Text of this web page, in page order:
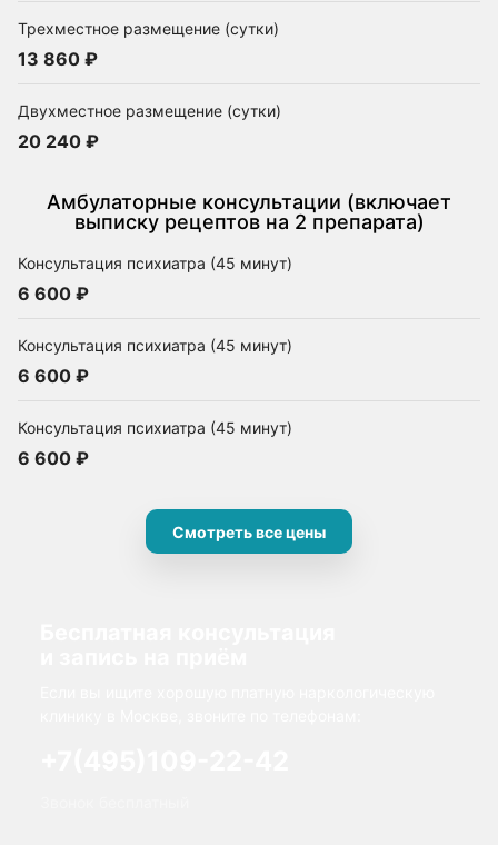
Трехместное размещение (сутки)
13 860 ₽
Двухместное размещение (сутки)
20 240 ₽
Амбулаторные консультации (включает
выписку рецептов на 2 препарата)
Консультация психиатра (45 минут)
6 600 ₽
Консультация психиатра (45 минут)
6 600 ₽
Консультация психиатра (45 минут)
6 600 ₽
Смотреть все цены